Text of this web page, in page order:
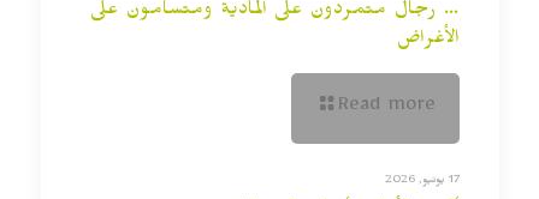
… رجال متمردون على المادية ومتسامون على
الأغراض
Read more
17 يونيو, 2026